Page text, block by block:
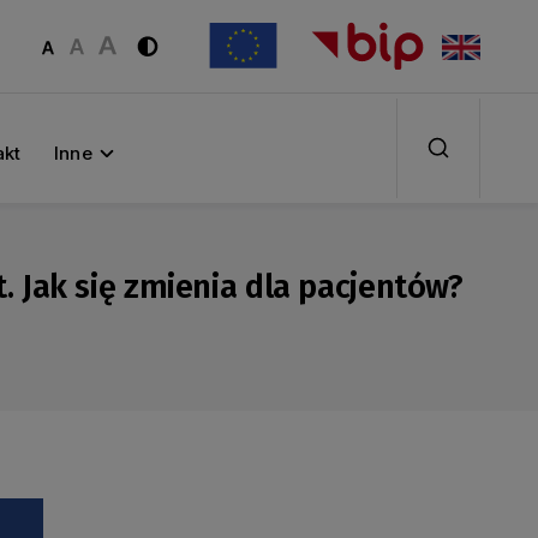
Inne
Jak się zmienia dla pacjentów?